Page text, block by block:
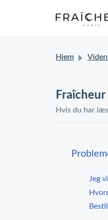
Hjem
Fraîcheur
Hvis du har
Jeg